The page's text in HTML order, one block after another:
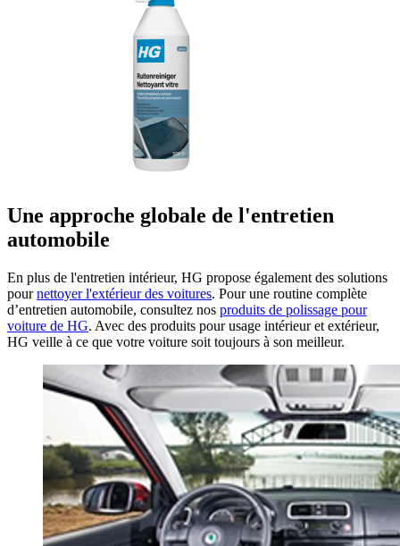
Une approche globale de l'entretien
automobile
En plus de l'entretien intérieur, HG propose également des solutions
pournettoyer l'extérieur des voitures. Pour une routine complète
d’entretien automobile, consultez nos produits de polissage pour
voiture de HG. Avec des produits pour usage intérieur et extérieur,
HG veille à ce que votre voiture soit toujours à son meilleur.